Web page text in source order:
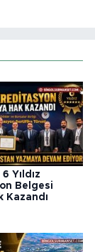
Yıldız
Belgesi
Kazandı